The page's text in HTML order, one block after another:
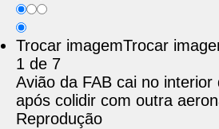
Trocar imagemTrocar
1 de 7
Avião da FAB cai no interior
após colidir com outra
Reprodução